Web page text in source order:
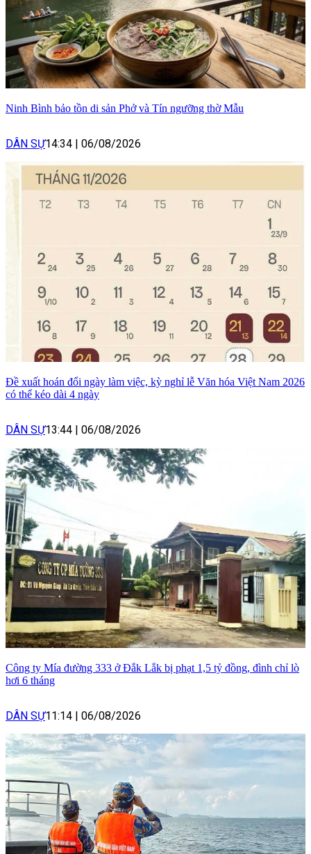
Ninh Bình bảo tồn di sản Phở và Tín ngưỡng thờ Mẫu
DÂN SỰ14:34 06/08/2026
Đề xuất hoán đổi ngày làm việc, kỳ nghỉ lễ Văn hóa Việt Nam 2026
có thể kéo dài 4 ngày
DÂN SỰ13:44 06/08/2026
Công ty Mía đường 333 ở Đắk Lắk bị phạt 1,5 tỷ đồng, đình chỉ lò
hơi 6 tháng
DÂN SỰ11:14 06/08/2026